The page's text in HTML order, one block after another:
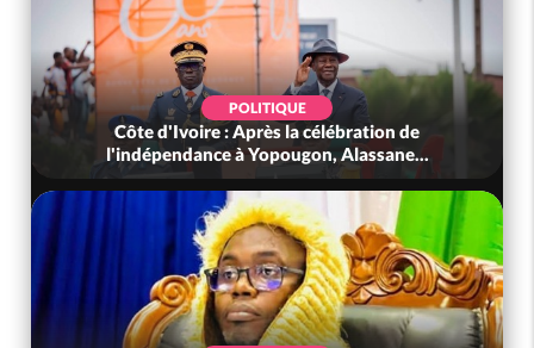
POLITIQUE
Côte d'Ivoire : Après la célébration de
l'indépendance à Yopougon, Alassane...